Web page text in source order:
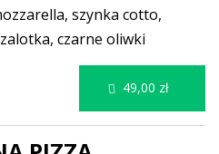
szynka cotto,
czarne oliwki